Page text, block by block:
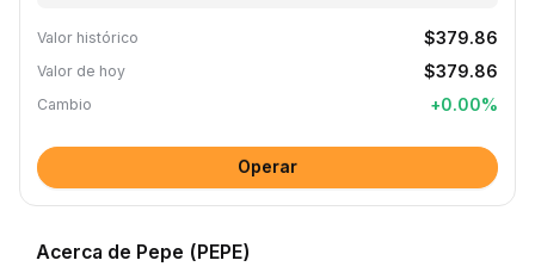
Valor histórico $379.86
Valor de hoy $379.86
Cambio +0.00%
Operar
Acerca de Pepe (PEPE)